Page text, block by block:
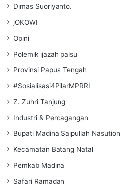
Dimas Suoriyanto.
jOKOWI
Opini
Polemik ijazah palsu
Provinsi Papua Tengah
#Sosialisasi4PilarMPRRI
Z. Zuhri Tanjung
Industri & Perdagangan
Bupati Madina Saipullah Nasution
Kecamatan Batang Natal
Pemkab Madina
Safari Ramadan